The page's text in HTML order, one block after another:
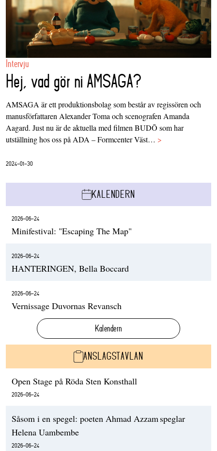
Intervju
Hej, vad gör ni AMSAGA?
AMSAGA är ett produktionsbolag som består av regissören och
manusförfattaren Alexander Toma och scenografen Amanda
Aagard. Just nu är de aktuella med filmen BUDŌ som har
utställning hos oss på ADA – Formcenter Väst… >
2024-01-30
KALENDERN
2026-06-24
Minifestival: "Escaping The Map"
2026-06-24
HANTERINGEN, Bella Boccard
2026-06-24
Vernissage Duvornas Revansch
Kalendern
ANSLAGSTAVLAN
Open Stage på Röda Sten Konsthall
2026-06-24
Såsom i en spegel: poeten Ahmad Azzam speglar
Helena Uambembe
2026-06-24